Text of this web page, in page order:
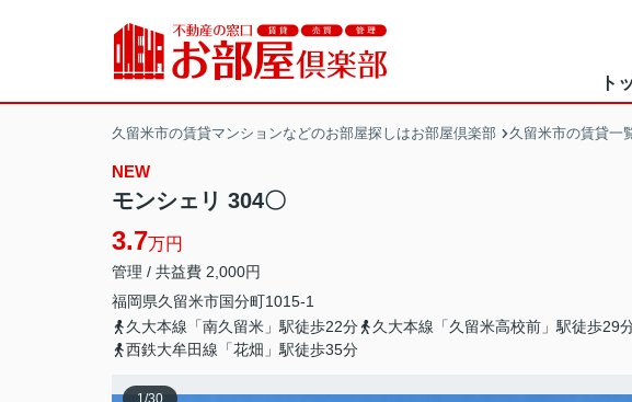
ト
久留米市の賃貸マンションなどのお部屋探しはお部屋倶楽部 久留米市の賃貸一
NEW
モンシェリ 304〇
3.7万円
管理 / 共益費 2,000円
福岡県久留米市国分町1015-1
久大本線「南久留米」駅徒歩22分
久大本線「久留米高校前」駅徒歩29
西鉄大牟田線「花畑」駅徒歩35分
1/30